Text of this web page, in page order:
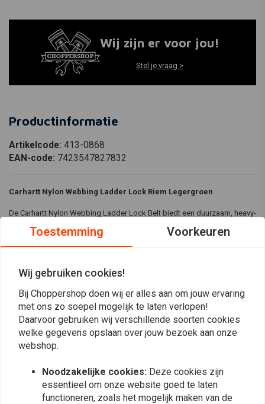
Wij zijn er voor jou!
Stel je vraag >
Productinformatie
Artikelcode: 413-0868
EAN-code: 7423547827832
Carhartt Nylon Webbing Ladder Lock Riem Legergroen
De Carhartt Nylon Webbing Ladder Lock Belt biedt een duurzaam, heavy-
duty ontwerp met een kenmerkende grafische print. De hypalon-achtige
gesp zorgt voor een veilige, verstelbare pasvorm, perfect voor werk of
Specificaties:
Materiaal:
Gemaakt van duurzaam heavy-duty webbing
Kleur: Legergroen
Carhartt grafische print
Lees meer
Reviews
(0 beoordelingen)
Toestemming Voorkeuren
Wij gebruiken cookies!
Bij Choppershop doen wij er alles aan om jouw ervaring
met ons zo soepel mogelijk te laten verlopen!
Daarvoor gebruiken wij verschillende soorten cookies
welke gegevens opslaan over jouw bezoek aan onze
webshop.
Noodzakelijke cookies: Deze cookies zijn
essentieel om onze website goed te laten
functioneren, zoals het mogelijk maken van de